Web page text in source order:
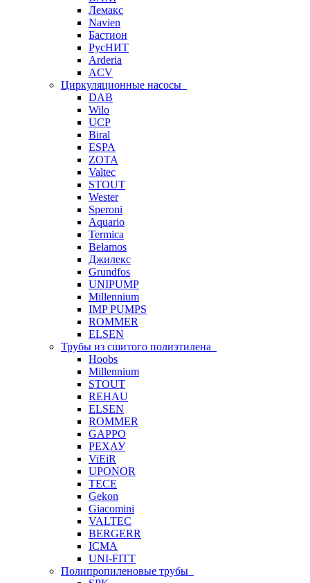
Лемакс
Navien
Бастион
РусНИТ
Arderia
ACV
Циркуляционные насосы
DAB
Wilo
UCP
Biral
ESPA
ZOTA
Valtec
STOUT
Wester
Speroni
Aquario
Termica
Belamos
Джилекс
Grundfos
UNIPUMP
Millennium
IMP PUMPS
ROMMER
ELSEN
Трубы из сшитого полиэтилена
Hoobs
Millennium
STOUT
REHAU
ELSEN
ROMMER
GAPPO
РЕХАУ
ViEiR
UPONOR
TECE
Gekon
Giacomini
VALTEC
BERGERR
ICMA
UNI-FITT
Полипропиленовые трубы